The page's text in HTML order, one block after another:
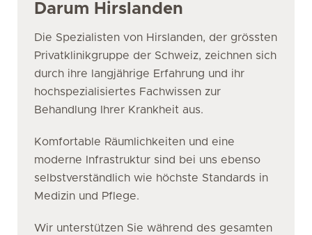
Darum Hirslanden
Die Spezialisten von Hirslanden, der grössten
Privatklinikgruppe der Schweiz, zeichnen sich
durch ihre langjährige Erfahrung und ihr
hochspezialisiertes Fachwissen zur
Behandlung Ihrer Krankheit aus.
Komfortable Räumlichkeiten und eine
moderne Infrastruktur sind bei uns ebenso
selbstverständlich wie höchste Standards in
Medizin und Pflege.
Wir unterstützen Sie während des gesamten